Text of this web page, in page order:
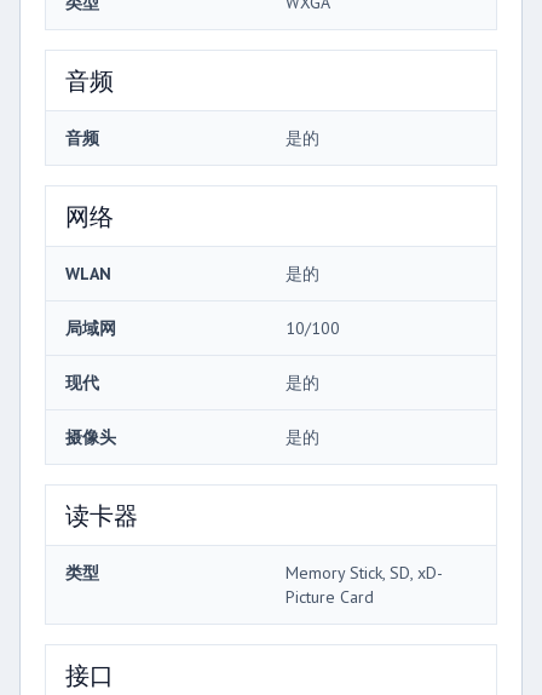
音频
音频 是的
网络
WLAN 是的
局域网 10/100
现代 是的
摄像头 是的
读卡器
类型
Memory Stick, SD, xD-
Picture Card
接口